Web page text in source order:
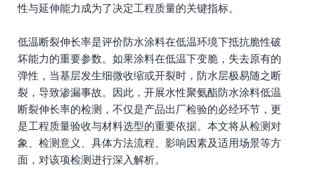
性与延伸能力成为了决定工程质量的关键指标。
低温断裂伸长率是评价防水涂料在低温环境下抵抗脆性破
坏能力的重要参数。如果涂料在低温下变脆，失去原有的
弹性，当基层发生细微收缩或开裂时，防水层极易随之断
裂，导致渗漏事故。因此，开展水性聚氨酯防水涂料低温
断裂伸长率的检测，不仅是产品出厂检验的必经环节，更
是工程质量验收与材料选型的重要依据。本文将从检测对
象、检测意义、具体方法流程、影响因素及适用场景等方
面，对该项检测进行深入解析。